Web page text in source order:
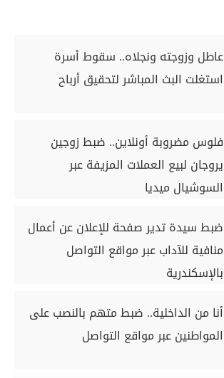
عاطل وزوجته ونجلاه.. سقوط أسرة
استغلت البث المباشر لتحقيق أرباح
فلوس مضروبة أونلاين.. ضبط زوجين
يروجان لبيع العملات المزيفة عبر
السوشيال ميديا
ضبط سيدة تدير صفحة للإعلان عن أعمال
منافية للآداب عبر مواقع التواصل
بالإسكندرية
أنا من الداخلية.. ضبط متهم بالنصب على
المواطنين عبر مواقع التواصل